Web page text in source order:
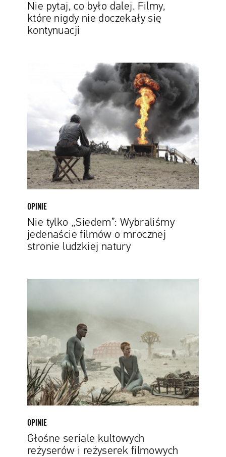
Nie pytaj, co było dalej. Filmy,
które nigdy nie doczekały się
kontynuacji
filmów
mrocznej
stronie
ludzkiej
natury
OPINIE
Nie tylko „Siedem”: Wybraliśmy
jedenaście filmów o mrocznej
stronie ludzkiej natury
kultowych
reżyserek
filmowych
OPINIE
Głośne seriale kultowych
reżyserów i reżyserek filmowych